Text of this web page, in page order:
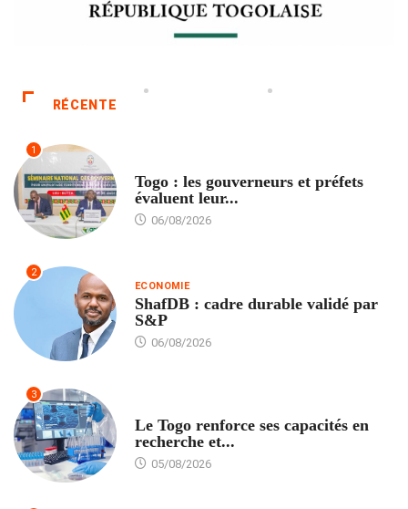
RÉCENTE
1
Togo : les gouverneurs et préfets
évaluent leur...
06/08/2026
2
ECONOMIE
ShafDB : cadre durable validé par
S&P
06/08/2026
3
Le Togo renforce ses capacités en
recherche et...
05/08/2026